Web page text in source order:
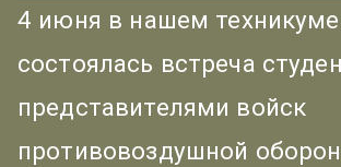
4 июня в нашем техникуме
состоялась встреча
представителями войск
противовоздушной